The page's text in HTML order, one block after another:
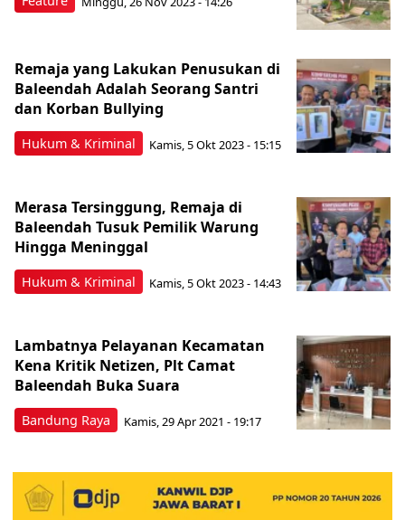
Hukum & Kriminal
Remaja yang Lakukan Penusukan di
Baleendah Adalah Seorang Santri
dan Korban Bullying
Kamis, 5 Okt 2023 - 15:15
Hukum & Kriminal
Merasa Tersinggung, Remaja di
Baleendah Tusuk Pemilik Warung
Hingga Meninggal
Kamis, 5 Okt 2023 - 14:43
Bandung Raya
Lambatnya Pelayanan Kecamatan
Kena Kritik Netizen, Plt Camat
Baleendah Buka Suara
Kamis, 29 Apr 2021 - 19:17